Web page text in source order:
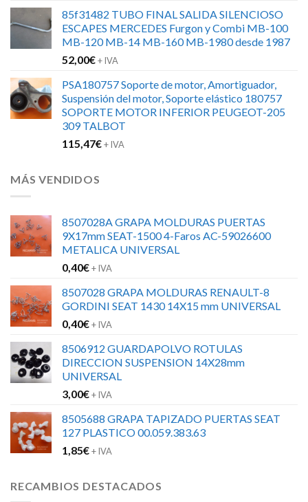
85f31482 TUBO FINAL SALIDA SILENCIOSO
ESCAPES MERCEDES Furgon y Combi MB-100
MB-120 MB-14 MB-160 MB-1980 desde 1987
52,00€+ IVA
PSA180757 Soporte de motor, Amortiguador,
Suspensión del motor, Soporte elástico 180757
SOPORTE MOTOR INFERIOR PEUGEOT-205
309 TALBOT
115,47€+ IVA
MÁS VENDIDOS
8507028A GRAPA MOLDURAS PUERTAS
9X17mm SEAT-1500 4-Faros AC-59026600
METALICA UNIVERSAL
0,40€+ IVA
8507028 GRAPA MOLDURAS RENAULT-8
GORDINI SEAT 1430 14X15 mm UNIVERSAL
0,40€+ IVA
8506912 GUARDAPOLVO ROTULAS
DIRECCION SUSPENSION 14X28mm
UNIVERSAL
3,00€+ IVA
8505688 GRAPA TAPIZADO PUERTAS SEAT
127 PLASTICO 00.059.383.63
1,85€+ IVA
RECAMBIOS DESTACADOS